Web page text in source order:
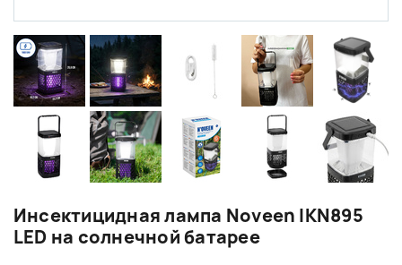
Инсектицидная лампа Noveen IKN895
LED на солнечной батарее